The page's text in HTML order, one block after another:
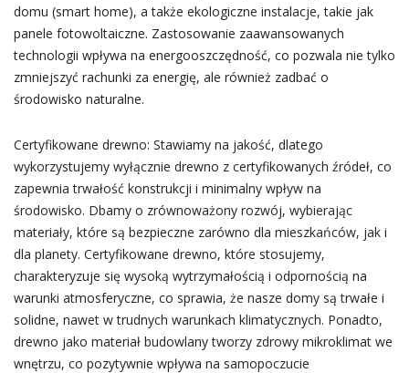
domu (smart home), a także ekologiczne instalacje, takie jak
panele fotowoltaiczne. Zastosowanie zaawansowanych
technologii wpływa na energooszczędność, co pozwala nie tylko
zmniejszyć rachunki za energię, ale również zadbać o
środowisko naturalne.
Certyfikowane drewno: Stawiamy na jakość, dlatego
wykorzystujemy wyłącznie drewno z certyfikowanych źródeł, co
zapewnia trwałość konstrukcji i minimalny wpływ na
środowisko. Dbamy o zrównoważony rozwój, wybierając
materiały, które są bezpieczne zarówno dla mieszkańców, jak i
dla planety. Certyfikowane drewno, które stosujemy,
charakteryzuje się wysoką wytrzymałością i odpornością na
warunki atmosferyczne, co sprawia, że nasze domy są trwałe i
solidne, nawet w trudnych warunkach klimatycznych. Ponadto,
drewno jako materiał budowlany tworzy zdrowy mikroklimat we
wnętrzu, co pozytywnie wpływa na samopoczucie